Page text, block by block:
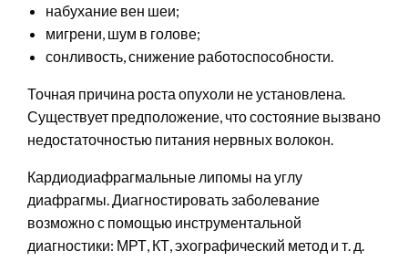
набухание вен шеи;
мигрени, шум в голове;
сонливость, снижение работоспособности.
Точная причина роста опухоли не установлена.
Существует предположение, что состояние вызвано
недостаточностью питания нервных волокон.
Кардиодиафрагмальные липомы на углу
диафрагмы. Диагностировать заболевание
возможно с помощью инструментальной
диагностики: МРТ, КТ, эхографический метод и т. д.